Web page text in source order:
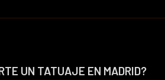
UN TATUAJE EN MADRID?